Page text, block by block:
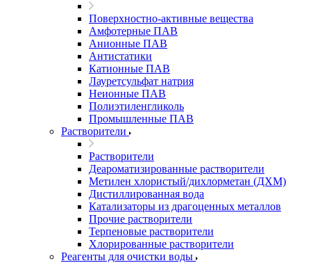
Поверхностно-активные вещества
Амфотерные ПАВ
Анионные ПАВ
Антистатики
Катионные ПАВ
Лауретсульфат натрия
Неионные ПАВ
Полиэтиленгликоль
Промышленные ПАВ
Растворители
Растворители
Деароматизированные растворители
Метилен хлористый/дихлорметан (ДХМ)
Дистиллированная вода
Катализаторы из драгоценных металлов
Прочие растворители
Терпеновые растворители
Хлорированные растворители
Реагенты для очистки воды